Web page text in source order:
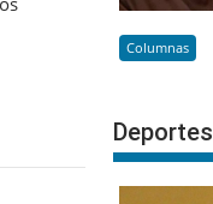
Columnas
Deportes